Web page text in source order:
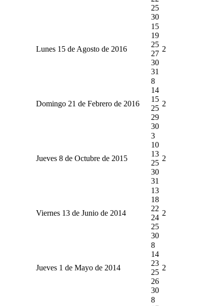
25
30
Lunes 15 de Agosto de 2016
15
19
25
27
30
31
2
Domingo 21 de Febrero de 2016
8
14
15
25
29
30
2
Jueves 8 de Octubre de 2015
3
10
13
25
30
31
2
Viernes 13 de Junio de 2014
13
18
22
24
25
30
2
Jueves 1 de Mayo de 2014
8
14
23
25
26
30
2
8